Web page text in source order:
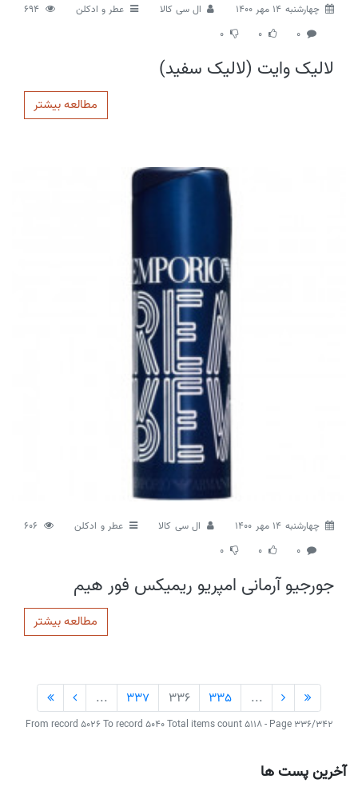
آخرین پست ها
چهارشنبه 14 مهر 1400 ال سی کالا عطر و ادکلن
694
0
0
0
لالیک وایت (لالیک سفید)
مطالعه بیشتر
چهارشنبه 14 مهر 1400 ال سی کالا عطر و ادکلن
606
0
0
0
جورجیو آرمانی امپریو ریمیکس فور هیم
مطالعه بیشتر
...
335
336
337
...
From record 5026 To record 5040 Total items count 5118 - Page 336/342